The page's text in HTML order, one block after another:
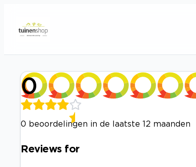
0
0 beoordelingen in de laatste 12 maanden
Reviews for